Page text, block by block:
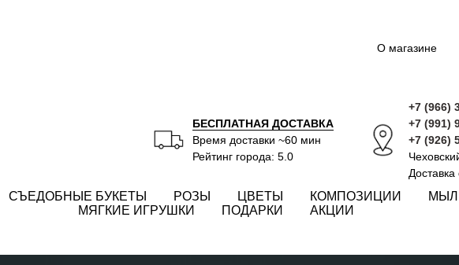
О магазине
БЕСПЛАТНАЯ ДОСТАВКА
Время доставки ~60 мин
Рейтинг города: 5.0
+7 (966)
+7 (991)
+7 (926)
СЪЕДОБНЫЕ БУКЕТЫ РОЗЫ ЦВЕТЫ КОМПОЗИЦИИ
МЯГКИЕ ИГРУШКИ
ПОДАРКИ АКЦИИ